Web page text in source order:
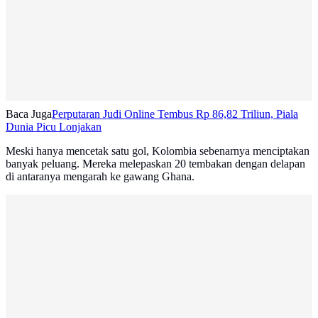
Baca JugaPerputaran Judi Online Tembus Rp 86,82 Triliun, Piala
Dunia Picu Lonjakan
Meski hanya mencetak satu gol, Kolombia sebenarnya menciptakan
banyak peluang. Mereka melepaskan 20 tembakan dengan delapan
di antaranya mengarah ke gawang Ghana.